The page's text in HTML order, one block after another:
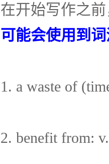
在开始写作之
可能会使用到词
1. a waste of
2. benefit from: